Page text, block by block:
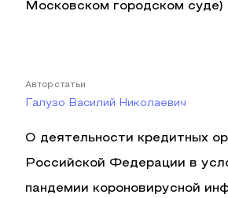
Московском городском суде)
Автор статьи
Галузо Василий Николаевич
О деятельности кредитных
Российской Федерации в
пандемии короновирусной